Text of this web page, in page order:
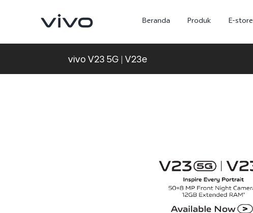
Beranda Produk E-store
X300 Ultra baru
vivo V23 5G | V23e